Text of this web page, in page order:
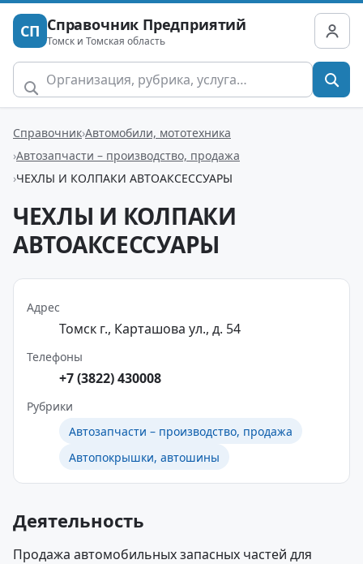
СП Справочник Предприятий
Томск и Томская область
Справочник Автомобили, мототехника
Автозапчасти – производство, продажа
ЧЕХЛЫ И КОЛПАКИ АВТОАКСЕССУАРЫ
ЧЕХЛЫ И КОЛПАКИ
АВТОАКСЕССУАРЫ
Адрес
Томск г., Карташова ул., д. 54
Телефоны
+7 (3822) 430008
Рубрики
Автозапчасти – производство, продажа
Автопокрышки, автошины
Деятельность
Продажа автомобильных запасных частей для